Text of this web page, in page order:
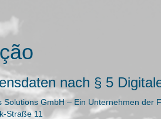
nach § 5
Solutions GmbH – Ein Unternehmen der
Straße 11